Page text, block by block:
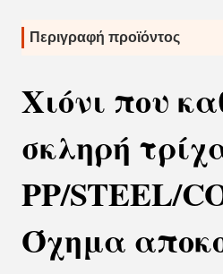
Περιγραφή προϊόντος
Χιόνι που
σκληρή
PP/STEEL/
Όχημα